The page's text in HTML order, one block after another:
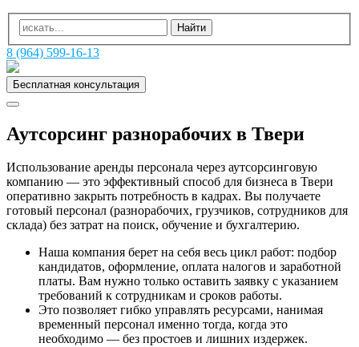
8 (964) 599-16-13
Бесплатная консультация
Аутсорсинг разнорабочих в Твери
Использование аренды персонала через аутсорсинговую
компанию — это эффективный способ для бизнеса в Твери
оперативно закрыть потребность в кадрах. Вы получаете
готовый персонал (разнорабочих, грузчиков, сотрудников для
склада) без затрат на поиск, обучение и бухгалтерию.
Наша компания берет на себя весь цикл работ: подбор
кандидатов, оформление, оплата налогов и заработной
платы. Вам нужно только оставить заявку с указанием
требований к сотрудникам и сроков работы.
Это позволяет гибко управлять ресурсами, нанимая
временный персонал именно тогда, когда это
необходимо — без простоев и лишних издержек.